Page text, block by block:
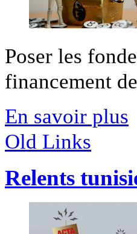
Poser les
financement
En savoir plus
Old Links
Relents